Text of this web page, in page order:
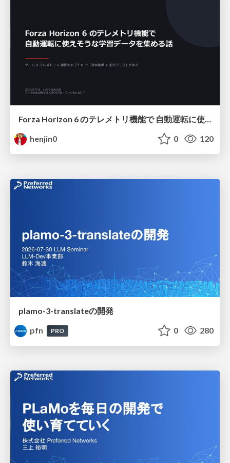
Forza Horizon 6 のテレメトリ機能で 自動運転に使えそうな学習データを集める話
henjin0
0 120
plamo-3-translateの開発
pfn
PRO 0 280